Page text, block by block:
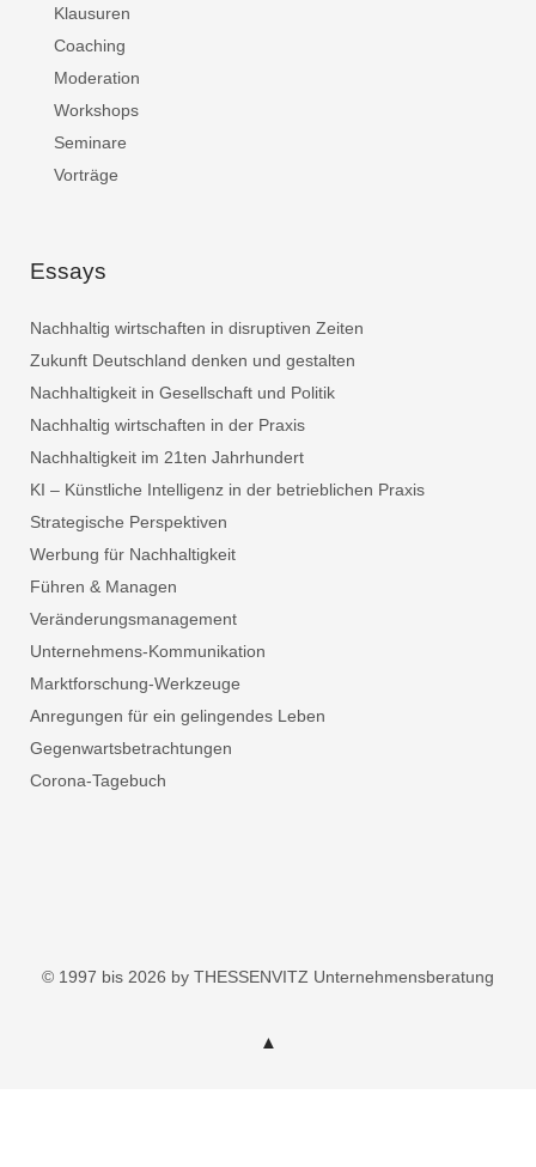
Klausuren
Coaching
Moderation
Workshops
Seminare
Vorträge
Essays
Nachhaltig wirtschaften in disruptiven Zeiten
Zukunft Deutschland denken und gestalten
Nachhaltigkeit in Gesellschaft und Politik
Nachhaltig wirtschaften in der Praxis
Nachhaltigkeit im 21ten Jahrhundert
KI – Künstliche Intelligenz in der betrieblichen Praxis
Strategische Perspektiven
Werbung für Nachhaltigkeit
Führen & Managen
Veränderungsmanagement
Unternehmens-Kommunikation
Marktforschung-Werkzeuge
Anregungen für ein gelingendes Leben
Gegenwartsbetrachtungen
Corona-Tagebuch
© 1997 bis 2026 by THESSENVITZ Unternehmensberatung